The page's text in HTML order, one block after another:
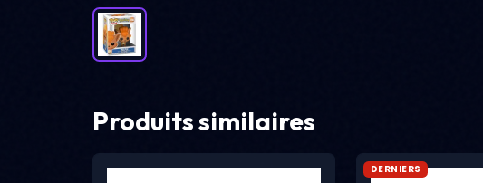
Produits similaires
DERNIERS